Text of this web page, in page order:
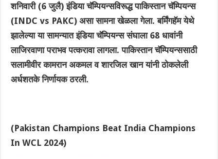
शनिवारी (6 जुलै) इंडिया चॅम्पियन्सविरूद्ध पाकिस्तान चॅम्पियन्स
(INDC vs PAKC) असा सामना खेळला गेला. बर्मिंगहॅम येथे
झालेल्या या सामन्यात इंडिया चॅम्पियन्स संघाला 68 धावांनी
लाजिरवाणा पराभव पत्करावा लागला. पाकिस्तान चॅम्पियन्ससाठी
सलामीवीर कामरान अकमल व शारजिल खान यांनी ठोकलेली
अर्धशतके निर्णायक ठरली.
‌(Pakistan Champions Beat India Champions
In WCL 2024)